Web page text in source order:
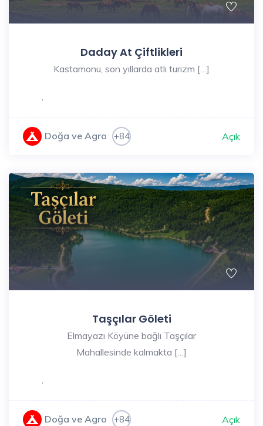
Daday At Çiftlikleri
Kastamonu, son yıllarda atlı turizm […]
,
Doğa ve Agro +84 Açık
Taşçılar Göleti
Elmayazı Köyüne bağlı Taşçılar
Mahallesinde kalmakta […]
,
Doğa ve Agro +84 Açık